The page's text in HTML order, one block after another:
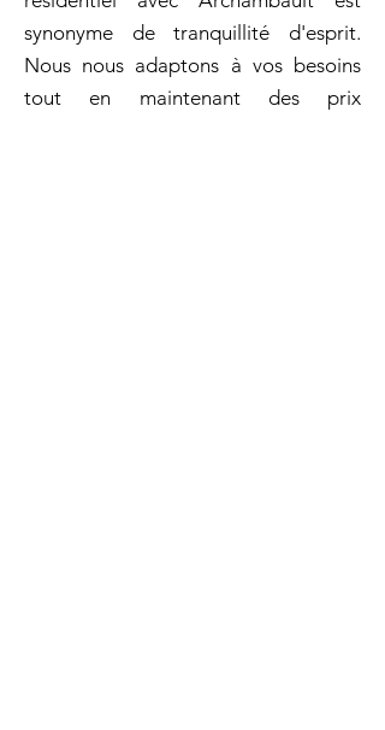
synonyme de tranquillité d'esprit.
Nous nous adaptons à vos besoins
tout en maintenant des prix